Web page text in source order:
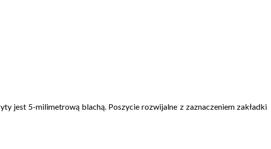
jest 5-milimetrową blachą. Poszycie rozwijalne z zaznaczeniem zakładki